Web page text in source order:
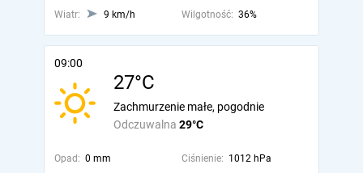
Wiatr:
9 km/h Wilgotność: 36%
09:00
27°C
Odczuwalna 29°C
Zachmurzenie małe, pogodnie
Opad: 0 mm Ciśnienie: 1012 hPa